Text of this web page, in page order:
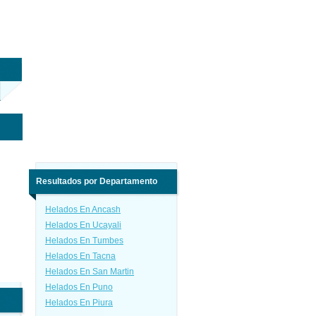
Resultados por Departamento
Helados En Ancash
Helados En Ucayali
Helados En Tumbes
Helados En Tacna
Helados En San Martin
Helados En Puno
Helados En Piura